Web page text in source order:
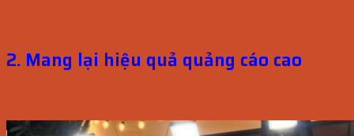
2. Mang lại hiệu quả quảng cáo cao